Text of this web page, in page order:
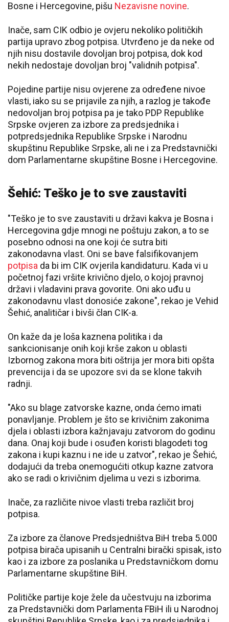
Bosne i Hercegovine, pišu Nezavisne novine.
Inače, sam CIK odbio je ovjeru nekoliko političkih
partija upravo zbog potpisa. Utvrđeno je da neke od
njih nisu dostavile dovoljan broj potpisa, dok kod
nekih nedostaje dovoljan broj "validnih potpisa".
Pojedine partije nisu ovjerene za određene nivoe
vlasti, iako su se prijavile za njih, a razlog je takođe
nedovoljan broj potpisa pa je tako PDP Republike
Srpske ovjeren za izbore za predsjednika i
potpredsjednika Republike Srpske i Narodnu
skupštinu Republike Srpske, ali ne i za Predstavnički
dom Parlamentarne skupštine Bosne i Hercegovine.
Šehić: Teško je to sve zaustaviti
"Teško je to sve zaustaviti u državi kakva je Bosna i
Hercegovina gdje mnogi ne poštuju zakon, a to se
posebno odnosi na one koji će sutra biti
zakonodavna vlast. Oni se bave falsifikovanjem
potpisa da bi im CIK ovjerila kandidaturu. Kada vi u
početnoj fazi vršite krivično djelo, o kojoj pravnoj
državi i vladavini prava govorite. Oni ako uđu u
zakonodavnu vlast donosiće zakone", rekao je Vehid
Šehić, analitičar i bivši član CIK-a.
On kaže da je loša kaznena politika i da
sankcionisanje onih koji krše zakon u oblasti
Izbornog zakona mora biti oštrija jer mora biti opšta
prevencija i da se upozore svi da se klone takvih
radnji.
"Ako su blage zatvorske kazne, onda ćemo imati
ponavljanje. Problem je što se krivičnim zakonima
djela i oblasti izbora kažnjavaju zatvorom do godinu
dana. Onaj koji bude i osuđen koristi blagodeti tog
zakona i kupi kaznu i ne ide u zatvor", rekao je Šehić,
dodajući da treba onemogućiti otkup kazne zatvora
ako se radi o krivičnim djelima u vezi s izborima.
Inače, za različite nivoe vlasti treba različit broj
potpisa.
Za izbore za članove Predsjedništva BiH treba 5.000
potpisa birača upisanih u Centralni birački spisak, isto
kao i za izbore za poslanika u Predstavničkom domu
Parlamentarne skupštine BiH.
Političke partije koje žele da učestvuju na izborima
za Predstavnički dom Parlamenta FBiH ili u Narodnoj